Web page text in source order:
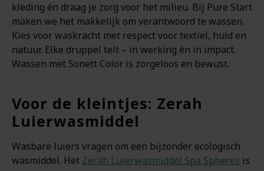
kleding én draag je zorg voor het milieu. Bij Pure Start
maken we het makkelijk om verantwoord te wassen.
Kies voor waskracht met respect voor textiel, huid en
natuur. Elke druppel telt – in werking én in impact.
Wassen met Sonett Color is zorgeloos en bewust.
Voor de kleintjes: Zerah
Luierwasmiddel
Wasbare luiers vragen om een bijzonder ecologisch
wasmiddel. Het Zerah Luierwasmiddel Spa Spheres is